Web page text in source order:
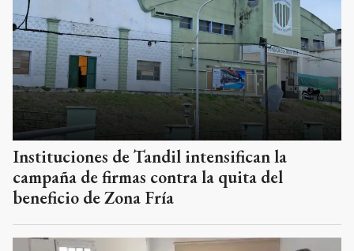
Instituciones de Tandil intensifican la
campaña de firmas contra la quita del
beneficio de Zona Fría